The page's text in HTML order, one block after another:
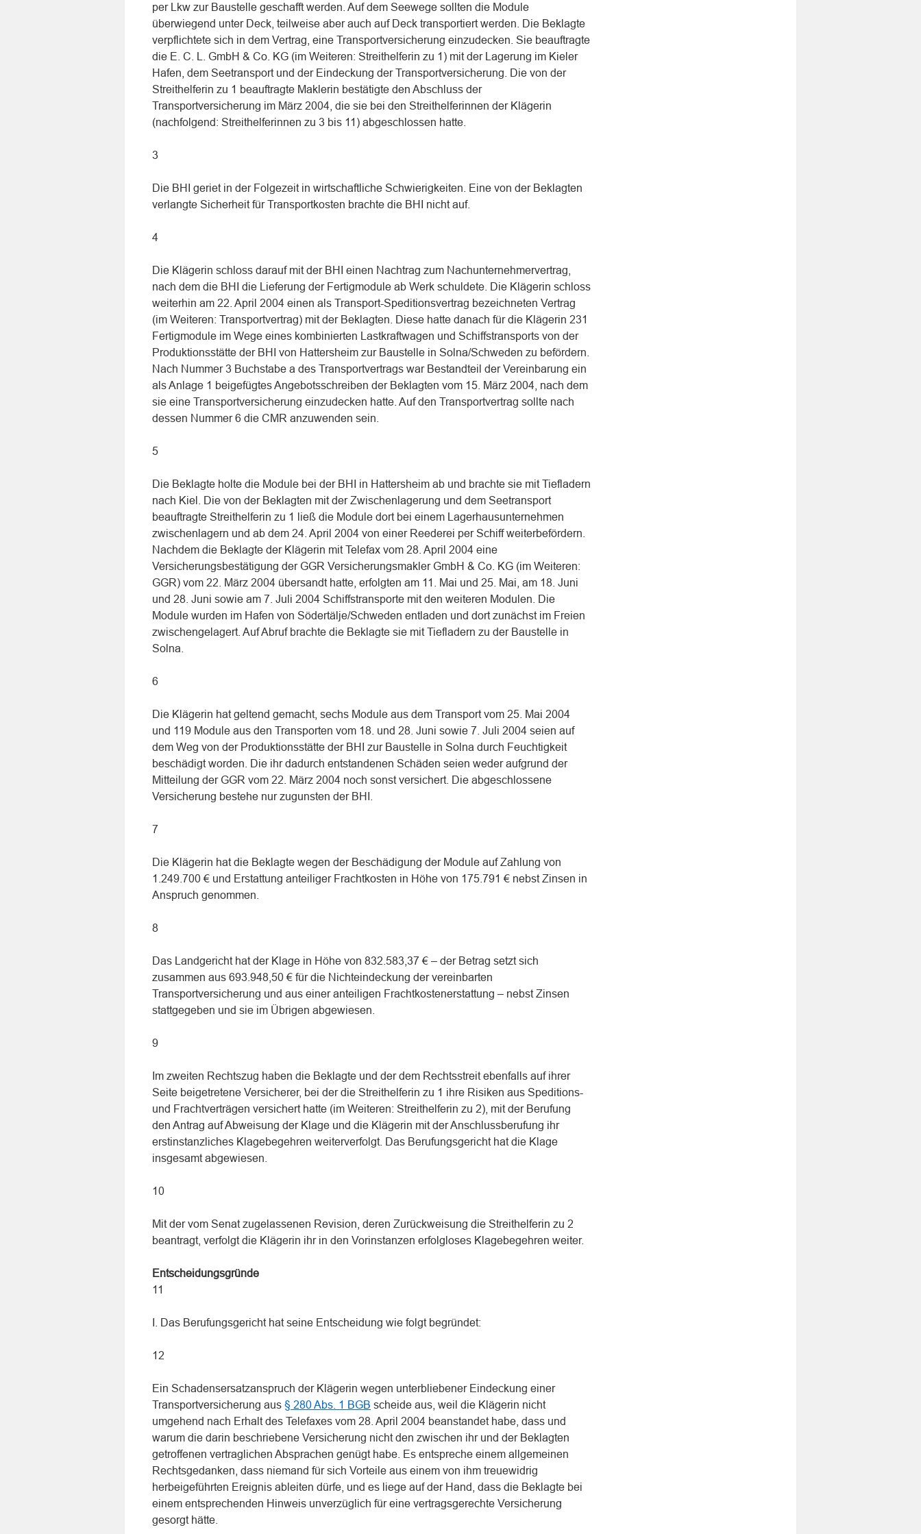
per Lkw zur Baustelle geschafft werden. Auf dem Seewege sollten die Module
überwiegend unter Deck, teilweise aber auch auf Deck transportiert werden. Die Beklagte
verpflichtete sich in dem Vertrag, eine Transportversicherung einzudecken. Sie beauftragte
die E. C. L. GmbH & Co. KG (im Weiteren: Streithelferin zu 1) mit der Lagerung im Kieler
Hafen, dem Seetransport und der Eindeckung der Transportversicherung. Die von der
Streithelferin zu 1 beauftragte Maklerin bestätigte den Abschluss der
Transportversicherung im März 2004, die sie bei den Streithelferinnen der Klägerin
(nachfolgend: Streithelferinnen zu 3 bis 11) abgeschlossen hatte.
3
Die BHI geriet in der Folgezeit in wirtschaftliche Schwierigkeiten. Eine von der Beklagten
verlangte Sicherheit für Transportkosten brachte die BHI nicht auf.
4
Die Klägerin schloss darauf mit der BHI einen Nachtrag zum Nachunternehmervertrag,
nach dem die BHI die Lieferung der Fertigmodule ab Werk schuldete. Die Klägerin schloss
weiterhin am 22. April 2004 einen als Transport-Speditionsvertrag bezeichneten Vertrag
(im Weiteren: Transportvertrag) mit der Beklagten. Diese hatte danach für die Klägerin 231
Fertigmodule im Wege eines kombinierten Lastkraftwagen und Schiffstransports von der
Produktionsstätte der BHI von Hattersheim zur Baustelle in Solna/Schweden zu befördern.
Nach Nummer 3 Buchstabe a des Transportvertrags war Bestandteil der Vereinbarung ein
als Anlage 1 beigefügtes Angebotsschreiben der Beklagten vom 15. März 2004, nach dem
sie eine Transportversicherung einzudecken hatte. Auf den Transportvertrag sollte nach
dessen Nummer 6 die CMR anzuwenden sein.
5
Die Beklagte holte die Module bei der BHI in Hattersheim ab und brachte sie mit Tiefladern
nach Kiel. Die von der Beklagten mit der Zwischenlagerung und dem Seetransport
beauftragte Streithelferin zu 1 ließ die Module dort bei einem Lagerhausunternehmen
zwischenlagern und ab dem 24. April 2004 von einer Reederei per Schiff weiterbefördern.
Nachdem die Beklagte der Klägerin mit Telefax vom 28. April 2004 eine
Versicherungsbestätigung der GGR Versicherungsmakler GmbH & Co. KG (im Weiteren:
GGR) vom 22. März 2004 übersandt hatte, erfolgten am 11. Mai und 25. Mai, am 18. Juni
und 28. Juni sowie am 7. Juli 2004 Schiffstransporte mit den weiteren Modulen. Die
Module wurden im Hafen von Södertälje/Schweden entladen und dort zunächst im Freien
zwischengelagert. Auf Abruf brachte die Beklagte sie mit Tiefladern zu der Baustelle in
Solna.
6
Die Klägerin hat geltend gemacht, sechs Module aus dem Transport vom 25. Mai 2004
und 119 Module aus den Transporten vom 18. und 28. Juni sowie 7. Juli 2004 seien auf
dem Weg von der Produktionsstätte der BHI zur Baustelle in Solna durch Feuchtigkeit
beschädigt worden. Die ihr dadurch entstandenen Schäden seien weder aufgrund der
Mitteilung der GGR vom 22. März 2004 noch sonst versichert. Die abgeschlossene
Versicherung bestehe nur zugunsten der BHI.
7
Die Klägerin hat die Beklagte wegen der Beschädigung der Module auf Zahlung von
1.249.700 € und Erstattung anteiliger Frachtkosten in Höhe von 175.791 € nebst Zinsen in
Anspruch genommen.
8
Das Landgericht hat der Klage in Höhe von 832.583,37 € – der Betrag setzt sich
zusammen aus 693.948,50 € für die Nichteindeckung der vereinbarten
Transportversicherung und aus einer anteiligen Frachtkostenerstattung – nebst Zinsen
stattgegeben und sie im Übrigen abgewiesen.
9
Im zweiten Rechtszug haben die Beklagte und der dem Rechtsstreit ebenfalls auf ihrer
Seite beigetretene Versicherer, bei der die Streithelferin zu 1 ihre Risiken aus Speditions-
und Frachtverträgen versichert hatte (im Weiteren: Streithelferin zu 2), mit der Berufung
den Antrag auf Abweisung der Klage und die Klägerin mit der Anschlussberufung ihr
erstinstanzliches Klagebegehren weiterverfolgt. Das Berufungsgericht hat die Klage
insgesamt abgewiesen.
10
Mit der vom Senat zugelassenen Revision, deren Zurückweisung die Streithelferin zu 2
beantragt, verfolgt die Klägerin ihr in den Vorinstanzen erfolgloses Klagebegehren weiter.
Entscheidungsgründe
11
I. Das Berufungsgericht hat seine Entscheidung wie folgt begründet:
12
Ein Schadensersatzanspruch der Klägerin wegen unterbliebener Eindeckung einer
Transportversicherung aus § 280 Abs. 1 BGB scheide aus, weil die Klägerin nicht
umgehend nach Erhalt des Telefaxes vom 28. April 2004 beanstandet habe, dass und
warum die darin beschriebene Versicherung nicht den zwischen ihr und der Beklagten
getroffenen vertraglichen Absprachen genügt habe. Es entspreche einem allgemeinen
Rechtsgedanken, dass niemand für sich Vorteile aus einem von ihm treuewidrig
herbeigeführten Ereignis ableiten dürfe, und es liege auf der Hand, dass die Beklagte bei
einem entsprechenden Hinweis unverzüglich für eine vertragsgerechte Versicherung
gesorgt hätte.